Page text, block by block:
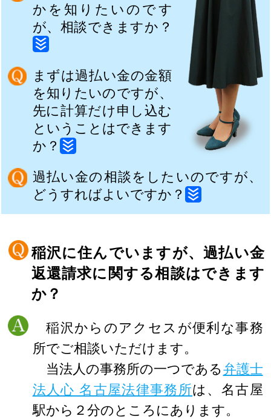
かを知りたいのです
が、相談できますか？
まずは過払い金の金額
を知りたいのですが、
先に計算だけ申し込む
ということはできます
か？
過払い金の相談をしたいのですが、
どうすればよいですか？
稲沢に住んでいますが、過払い金
返還請求に関する相談はできます
か？
稲沢からのアクセスが便利な事務
所でご相談いただけます。
当法人の事務所の一つである弁護士
法人心 名古屋法律事務所は、名古屋
駅から２分のところにあります。